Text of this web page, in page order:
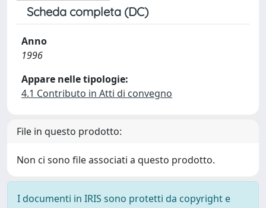
Scheda completa (DC)
Anno
1996
Appare nelle tipologie:
4.1 Contributo in Atti di convegno
File in questo prodotto:
Non ci sono file associati a questo prodotto.
I documenti in IRIS sono protetti da copyright e